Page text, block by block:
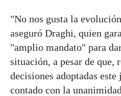
"No nos gusta la
aseguró Draghi, quien
"amplio mandato" para
situación, a pesar de que,
decisiones adoptadas este
contado con la